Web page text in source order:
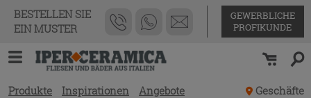
BESTELLEN SIE
EIN MUSTER
GEWERBLICHE
PROFIKUNDE
Produkte Inspirationen Angebote Geschäfte